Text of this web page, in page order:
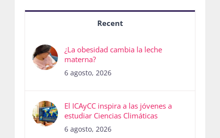
Recent
¿La obesidad cambia la leche
materna?
6 agosto, 2026
El ICAyCC inspira a las jóvenes a
estudiar Ciencias Climáticas
6 agosto, 2026